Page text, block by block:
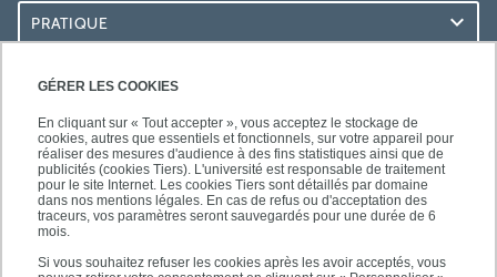
GÉRER LES COOKIES
En cliquant sur « Tout accepter », vous acceptez le stockage de
cookies, autres que essentiels et fonctionnels, sur votre appareil pour
réaliser des mesures d'audience à des fins statistiques ainsi que de
publicités (cookies Tiers). L'université est responsable de traitement
pour le site Internet. Les cookies Tiers sont détaillés par domaine
dans nos mentions légales. En cas de refus ou d'acceptation des
traceurs, vos paramètres seront sauvegardés pour une durée de 6
mois.
Si vous souhaitez refuser les cookies après les avoir acceptés, vous
PRATIQUE
ACCÈS RAPIDES
SUIVEZ-NOUS